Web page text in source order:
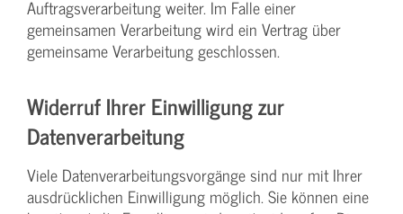
Auftragsverarbeitung weiter. Im Falle einer
gemeinsamen Verarbeitung wird ein Vertrag über
gemeinsame Verarbeitung geschlossen.
Widerruf Ihrer Einwilligung zur
Datenverarbeitung
Viele Datenverarbeitungsvorgänge sind nur mit Ihrer
ausdrücklichen Einwilligung möglich. Sie können eine